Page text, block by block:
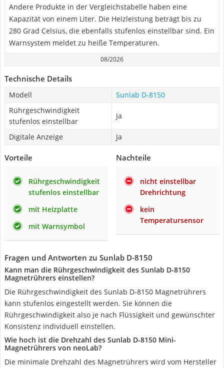
Andere Produkte in der Vergleichstabelle haben eine
Kapazität von einem Liter. Die Heizleistung beträgt bis zu
280 Grad Celsius, die ebenfalls stufenlos einstellbar sind. Ein
Warnsystem meldet zu heiße Temperaturen.
08/2026
Technische Details
Modell
Sunlab D-8150
Rührgeschwindigkeit
stufenlos einstellbar
Ja
Digitale Anzeige Ja
Vorteile
Rührgeschwindigkeit
stufenlos einstellbar
mit Heizplatte
mit Warnsymbol
Nachteile
nicht einstellbar
Drehrichtung
kein
Temperatursensor
Fragen und Antworten zu Sunlab D-8150
Kann man die Rührgeschwindigkeit des Sunlab D-8150
Magnetrührers einstellen?
Die Rührgeschwindigkeit des Sunlab D-8150 Magnetrührers
kann stufenlos eingestellt werden. Sie können die
Rührgeschwindigkeit also je nach Flüssigkeit und gewünschter
Konsistenz individuell einstellen.
Wie hoch ist die Drehzahl des Sunlab D-8150 Mini-
Magnetrührers von neoLab?
Die minimale Drehzahl des Magnetrührers wird vom Hersteller